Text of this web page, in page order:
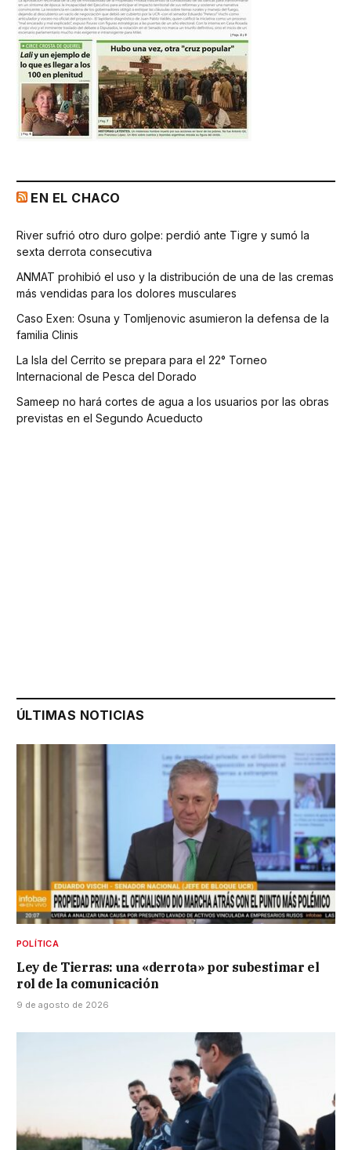
EN EL CHACO
River sufrió otro duro golpe: perdió ante Tigre y sumó la
sexta derrota consecutiva
ANMAT prohibió el uso y la distribución de una de las cremas
más vendidas para los dolores musculares
Caso Exen: Osuna y Tomljenovic asumieron la defensa de la
familia Clinis
La Isla del Cerrito se prepara para el 22° Torneo
Internacional de Pesca del Dorado
Sameep no hará cortes de agua a los usuarios por las obras
previstas en el Segundo Acueducto
ÚLTIMAS NOTICIAS
POLÍTICA
Ley de Tierras: una «derrota» por subestimar el
rol de la comunicación
9 de agosto de 2026